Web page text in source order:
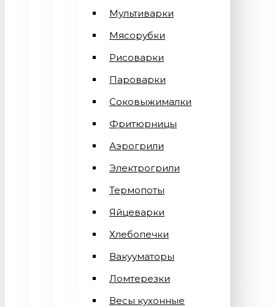
Мультиварки
Мясорубки
Рисоварки
Пароварки
Соковыжималки
Фритюрницы
Аэрогрили
Электрогрили
Термопоты
Яйцеварки
Хлебопечки
Вакууматоры
Ломтерезки
Весы кухонные